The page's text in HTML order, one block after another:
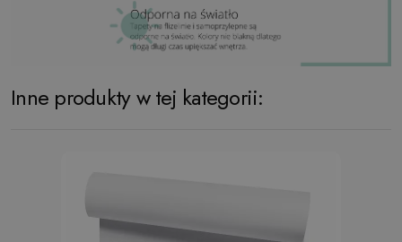
Inne produkty w tej kategorii: